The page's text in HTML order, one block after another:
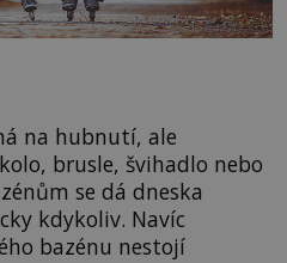
na hubnutí, ale
brusle, švihadlo nebo
se dá dneska
kdykoliv. Navíc
bazénu nestojí